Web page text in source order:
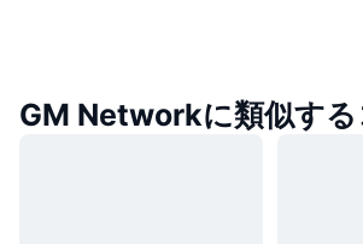
GM Networkに類似する